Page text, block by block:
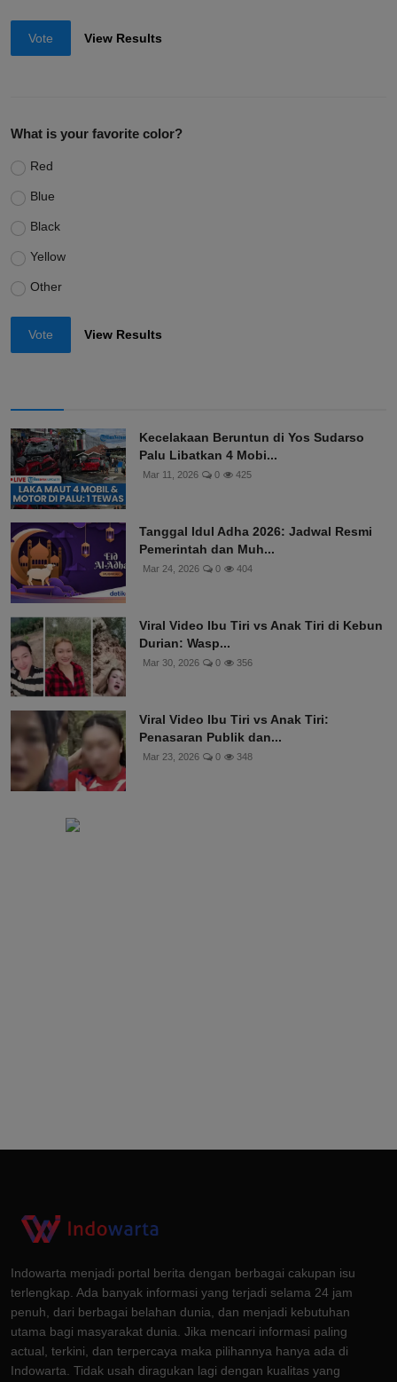
Vote View Results
What is your favorite color?
Red
Blue
Black
Yellow
Other
Vote View Results
Kecelakaan Beruntun di Yos Sudarso
Palu Libatkan 4 Mobi...
Mar 11, 2026 0 425
Tanggal Idul Adha 2026: Jadwal Resmi
Pemerintah dan Muh...
Mar 24, 2026 0 404
Viral Video Ibu Tiri vs Anak Tiri di Kebun
Durian: Wasp...
Mar 30, 2026 0 356
Viral Video Ibu Tiri vs Anak Tiri:
Penasaran Publik dan...
Mar 23, 2026 0 348
Indowarta menjadi portal berita dengan berbagai cakupan isu
terlengkap. Ada banyak informasi yang terjadi selama 24 jam
penuh, dari berbagai belahan dunia, dan menjadi kebutuhan
utama bagi masyarakat dunia. Jika mencari informasi paling
actual, terkini, dan terpercaya maka pilihannya hanya ada di
Indowarta. Tidak usah diragukan lagi dengan kualitas yang